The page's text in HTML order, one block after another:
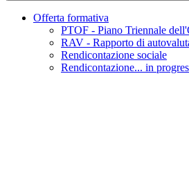
Offerta formativa
PTOF - Piano Triennale
RAV - Rapporto di
Rendicontazione sociale
Rendicontazione... in